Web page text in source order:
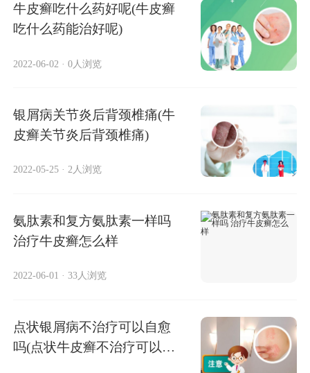
牛皮癣吃什么药好呢(牛皮癣
吃什么药能治好呢)
2022-06-02 · 0人浏览
银屑病关节炎后背颈椎痛(牛
皮癣关节炎后背颈椎痛)
2022-05-25 · 2人浏览
氨肽素和复方氨肽素一样吗
治疗牛皮癣怎么样
2022-06-01 · 33人浏览
点状银屑病不治疗可以自愈
吗(点状牛皮癣不治疗可以自